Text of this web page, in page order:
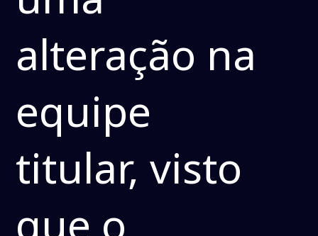
alteração na
equipe
titular, visto
que o